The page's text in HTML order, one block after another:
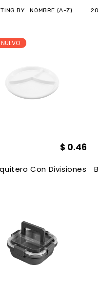
BY : NOMBRE (A-Z) 20
Plastico, 2 Cm, Azul
NUEVO
Con Divisiones
$ 0.46